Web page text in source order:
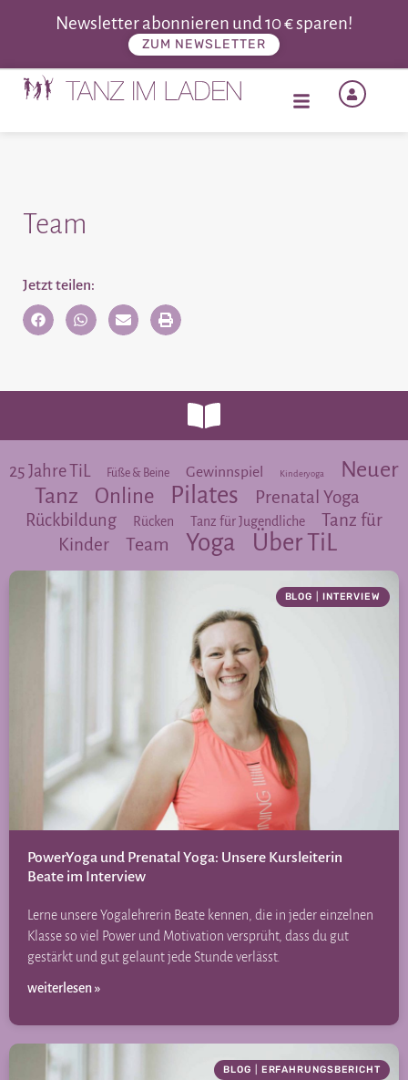
Newsletter abonnieren und 10 € sparen!
ZUM NEWSLETTER
Team
Jetzt teilen:
BLOG INTERVIEW
PowerYoga und Prenatal Yoga: Unsere Kursleiterin
Beate im Interview
Lerne unsere Yogalehrerin Beate kennen, die in jeder einzelnen
Klasse so viel Power und Motivation versprüht, dass du gut
gestärkt und gut gelaunt jede Stunde verlässt.
weiterlesen »
BLOG ERFAHRUNGSBERICHT
25 Jahre TiL Füße & Beine Gewinnspiel Kinderyoga
Neuer
Tanz
Online Pilates Prenatal Yoga
Rückbildung Rücken Tanz für Jugendliche
Tanz für
Kinder
Team Yoga Über TiL